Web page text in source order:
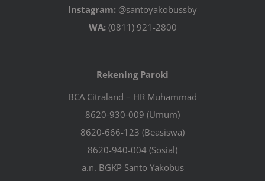
Instagram: @santoyakobussby
WA:(0811) 921-2800
Rekening Paroki
BCA Citraland – HR Muhammad
8620-930-009 (Umum)
8620-666-123 (Beasiswa)
8620-940-004 (Sosial)
a.n. BGKP Santo Yakobus